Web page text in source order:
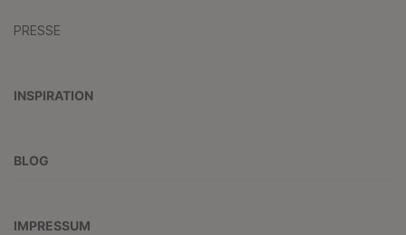
PRESSE
INSPIRATION
BLOG
IMPRESSUM